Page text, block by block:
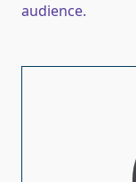
audience.